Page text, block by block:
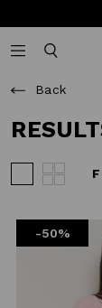
Back
-50%